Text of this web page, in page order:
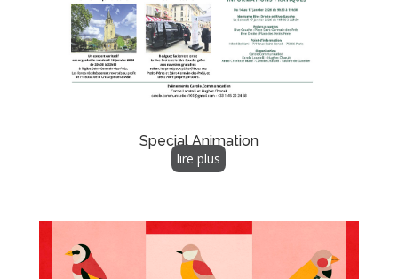
Special Animation
lire plus